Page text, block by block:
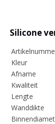
Silicone
Kleur
Afname
Kwaliteit
Lengte
Wanddikte